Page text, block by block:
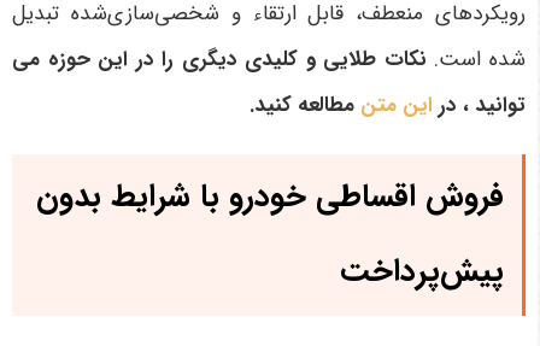
رویکردهای منعطف، قابل ارتقاء و شخصی‌سازی‌شده تبدیل
شده است. نکات طلایی و کلیدی دیگری را در این حوزه می
توانید ، در این متن مطالعه کنید.
فروش اقساطی خودرو با شرایط بدون
پیش‌پرداخت